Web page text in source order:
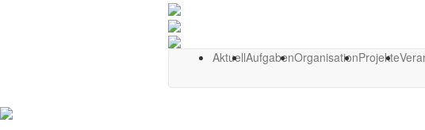
AktuellAufgabenOrganisationProjekte